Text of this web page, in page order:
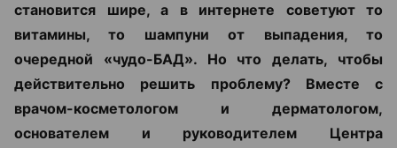
становится шире, а в интернете советуют то
витамины, то шампуни от выпадения, то
очередной «чудо-БАД». Но что делать, чтобы
действительно решить проблему? Вместе с
врачом-косметологом и дерматологом,
основателем и руководителем Центра